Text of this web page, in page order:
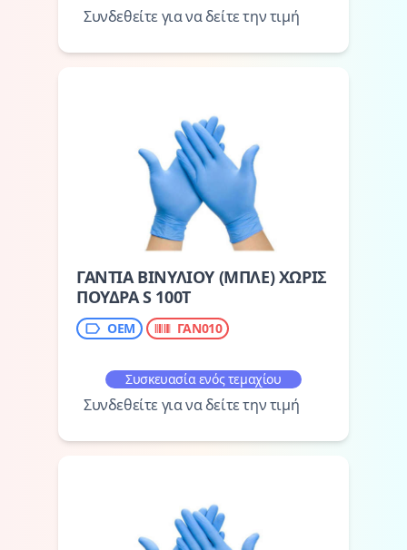
Συνδεθείτε για να δείτε την τιμή
ΓΑΝΤΙΑ ΒΙΝΥΛΙΟΥ (ΜΠΛΕ) ΧΩΡΙΣ
ΠΟΥΔΡΑ S 100Τ
OEM ΓΑΝ010
Συσκευασία ενός τεμαχίου
Συνδεθείτε για να δείτε την τιμή